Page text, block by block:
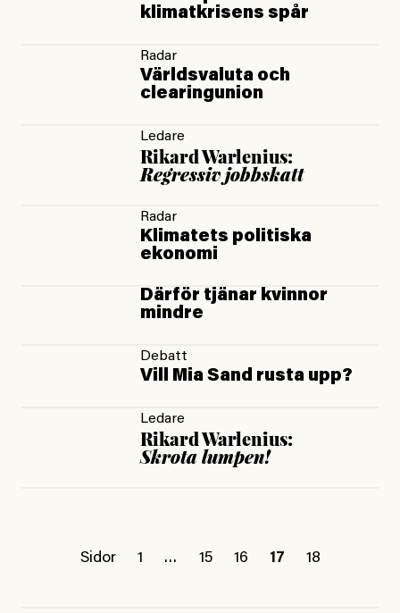
klimatkrisens spår
Radar
Världsvaluta och
clearingunion
Ledare
Rikard Warlenius:
Regressiv jobbskatt
Radar
Klimatets politiska
ekonomi
Därför tjänar kvinnor
mindre
Debatt
Vill Mia Sand rusta upp?
Ledare
Rikard Warlenius:
Skrota lumpen!
Sidor 1 … 15 16 17 18